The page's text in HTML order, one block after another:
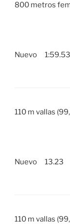
800 metros
Nuevo 1:59.53
110 m vallas
Nuevo 13.23
110 m vallas